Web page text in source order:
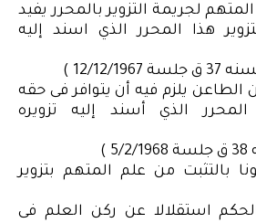
لجريمة التزوير بالمحرر يفيد
هذا المحرر الذي اسند إليه
الطاعن يلزم فيه أن يتوافر فى حقه
المحرر الذي أسند إليه تزويره
بالتثبت من علم المتهم بتزوير
استقلالا عن ركن العلم فى